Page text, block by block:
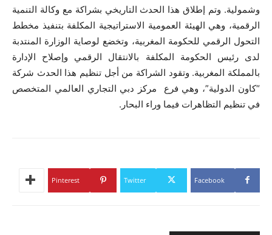
وشمولية. وتم إطلاق هذا الحدث التاريخي بشراكة مع وكالة التنمية
الرقمية، وهي الهيئة العمومية الاستراتيجية المكلفة بتنفيذ مخطط
التحول الرقمي للحكومة المغربية، وتخضع لوصاية الوزارة المنتدبة
لدى رئيس الحكومة المكلفة بالانتقال الرقمي وإصلاح الإدارة
بالمملكة المغربية. وتقود الشراكة من أجل تنظيم هذا الحدث شركة
“كاون الدولية”، وهي فرع مركز دبي التجاري العالمي المتخصص
في تنظيم التظاهرات فيما وراء البحار.
Facebook
Twitter
Pinterest